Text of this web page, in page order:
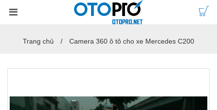
Trang chủ Camera 360 ô tô cho xe Mercedes C200